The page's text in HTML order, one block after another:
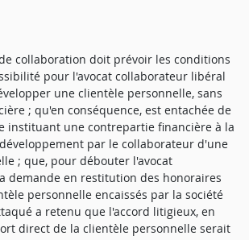
collaboration doit prévoir les conditions
pour l'avocat collaborateur libéral
une clientèle personnelle, sans
; qu'en conséquence, est entachée de
instituant une contrepartie financière à la
par le collaborateur d'une
; que, pour débouter l'avocat
demande en restitution des honoraires
personnelle encaissés par la société
a retenu que l'accord litigieux, en
direct de la clientèle personnelle serait